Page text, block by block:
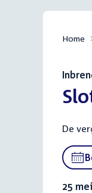
Home
:
De
25